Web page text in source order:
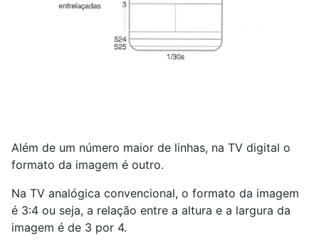
Além de um número maior de linhas, na TV digital o
formato da imagem é outro.
Na TV analógica convencional, o formato da imagem
é 3:4 ou seja, a relação entre a altura e a largura da
imagem é de 3 por 4.